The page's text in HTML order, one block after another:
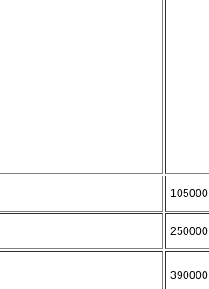
105000
250000
390000